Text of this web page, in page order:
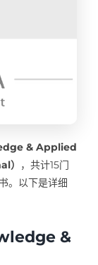
& Applied
）
，共计15门
。以下是详细
&